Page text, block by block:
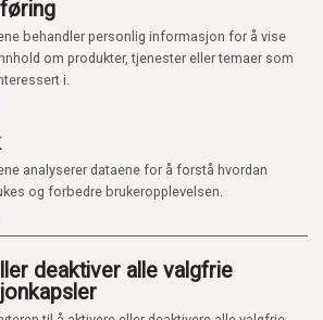
behandler personlig informasjon for å vise
om produkter, tjenester eller temaer som
i.
analyserer dataene for å forstå hvordan
og forbedre brukeropplevelsen.
deaktiver alle valgfrie